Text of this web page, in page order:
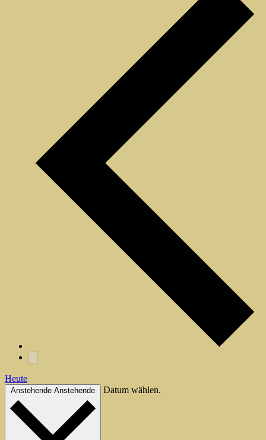
Heute
Anstehende Anstehende Datum wählen.